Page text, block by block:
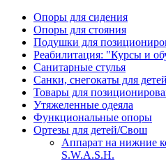
Опоры для сидения
Опоры для стояния
Подушки для
Реабилитация: "Курсы и
Санитарные стулья
Санки, снегокаты для
Товары для
Утяжеленные одеяла
Функциональные опоры
Ортезы для детей/Свош
Аппарат на нижние
S.W.A.S.H.